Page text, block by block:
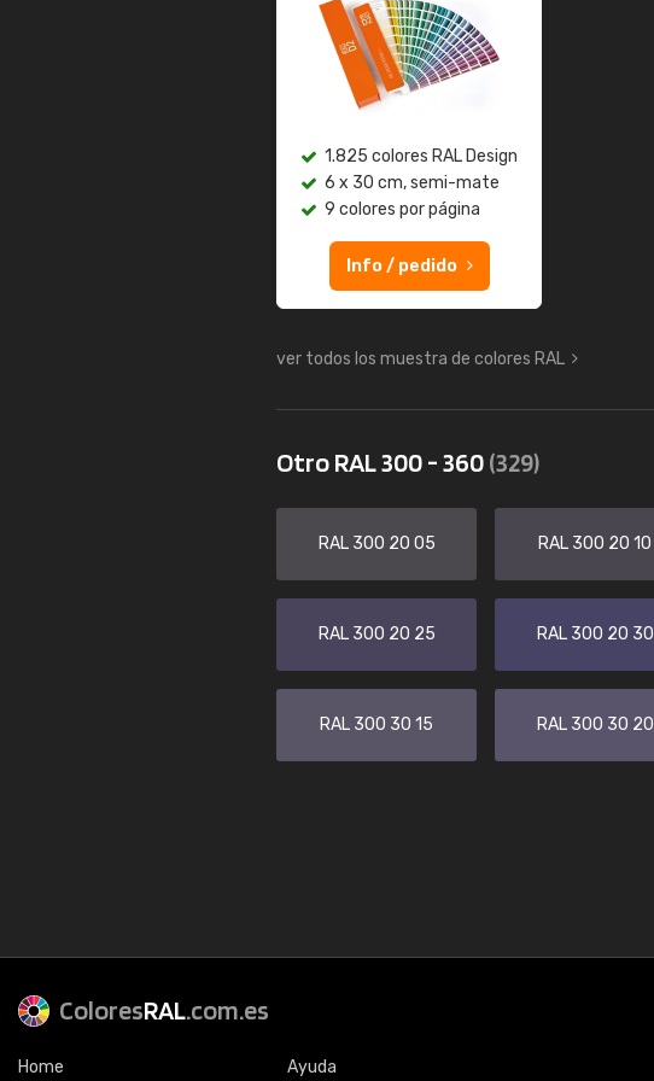
1.825 colores RAL Design
6 x 30 cm, semi-mate
9 colores por página
Info / pedido
ver todos los muestra de colores RAL
Otro RAL 300 - 360(329)
RAL 300 20 05 RAL 300 20 10
RAL 300 20 25 RAL 300 20 30
RAL 300 30 15 RAL 300 30 20
ColoresRAL.com.es
Home Ayuda